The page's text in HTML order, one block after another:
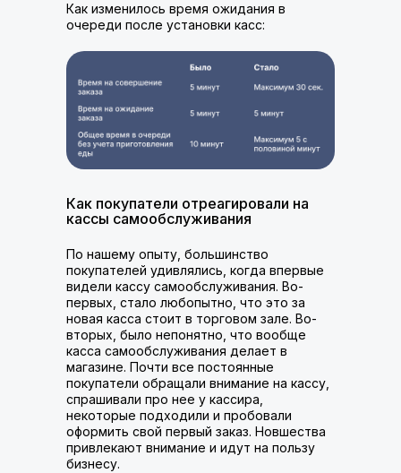
Как изменилось время ожидания в
очереди после установки касс:
По нашему опыту, большинство
покупателей удивлялись, когда впервые
видели кассу самообслуживания. Во-
первых, стало любопытно, что это за
новая касса стоит в торговом зале. Во-
вторых, было непонятно, что вообще
касса самообслуживания делает в
магазине. Почти все постоянные
покупатели обращали внимание на кассу,
спрашивали про нее у кассира,
некоторые подходили и пробовали
оформить свой первый заказ. Новшества
привлекают внимание и идут на пользу
бизнесу.
Как покупатели отреагировали на
кассы самообслуживания